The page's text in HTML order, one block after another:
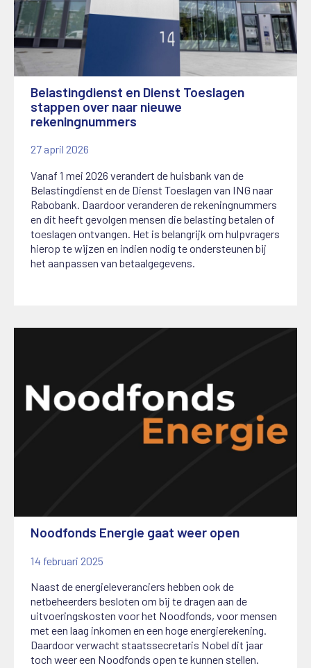
Belastingdienst en Dienst Toeslagen
stappen over naar nieuwe
rekeningnummers
27 april 2026
Vanaf 1 mei 2026 verandert de huisbank van de
Belastingdienst en de Dienst Toeslagen van ING naar
Rabobank. Daardoor veranderen de rekeningnummers
en dit heeft gevolgen mensen die belasting betalen of
toeslagen ontvangen. Het is belangrijk om hulpvragers
hierop te wijzen en indien nodig te ondersteunen bij
het aanpassen van betaalgegevens.
Noodfonds Energie gaat weer open
14 februari 2025
Naast de energieleveranciers hebben ook de
netbeheerders besloten om bij te dragen aan de
uitvoeringskosten voor het Noodfonds, voor mensen
met een laag inkomen en een hoge energierekening.
Daardoor verwacht staatssecretaris Nobel dit jaar
toch weer een Noodfonds open te kunnen stellen.